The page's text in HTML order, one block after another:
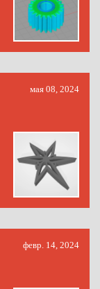
мая 08, 2024
февр. 14, 2024